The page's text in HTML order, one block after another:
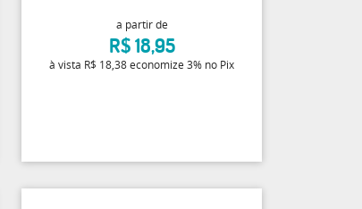
a partir de
R$ 18,95
à vista R$ 18,38economize3% no Pix